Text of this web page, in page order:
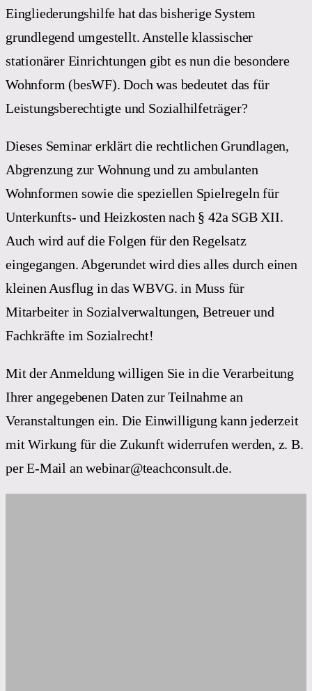
Eingliederungshilfe hat das bisherige System
grundlegend umgestellt. Anstelle klassischer
stationärer Einrichtungen gibt es nun die besondere
Wohnform (besWF). Doch was bedeutet das für
Leistungsberechtigte und Sozialhilfeträger?
Dieses Seminar erklärt die rechtlichen Grundlagen,
Abgrenzung zur Wohnung und zu ambulanten
Wohnformen sowie die speziellen Spielregeln für
Unterkunfts- und Heizkosten nach § 42a SGB XII.
Auch wird auf die Folgen für den Regelsatz
eingegangen. Abgerundet wird dies alles durch einen
kleinen Ausflug in das WBVG. in Muss für
Mitarbeiter in Sozialverwaltungen, Betreuer und
Fachkräfte im Sozialrecht!
Mit der Anmeldung willigen Sie in die Verarbeitung
Ihrer angegebenen Daten zur Teilnahme an
Veranstaltungen ein. Die Einwilligung kann jederzeit
mit Wirkung für die Zukunft widerrufen werden, z. B.
per E-Mail an webinar@teachconsult.de.